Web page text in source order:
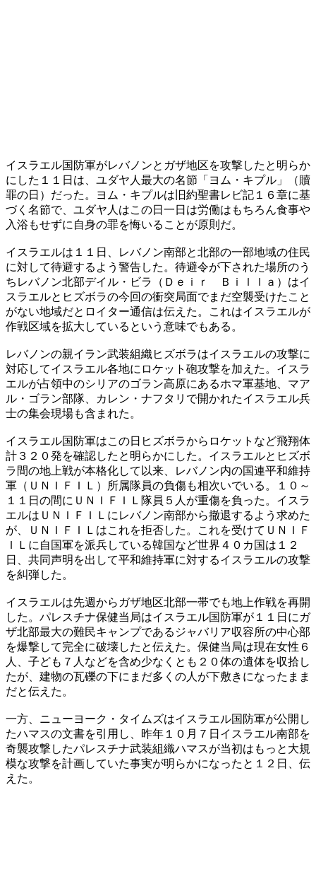
イスラエル国防軍がレバノンとガザ地区を攻撃したと明らか
にした１１日は、ユダヤ人最大の名節「ヨム・キプル」（贖
罪の日）だった。ヨム・キプルは旧約聖書レビ記１６章に基
づく名節で、ユダヤ人はこの日一日は労働はもちろん食事や
入浴もせずに自身の罪を悔いることが原則だ。
イスラエルは１１日、レバノン南部と北部の一部地域の住民
に対して待避するよう警告した。待避令が下された場所のう
ちレバノン北部デイル・ビラ（Ｄｅｉｒ Ｂｉｌｌａ）はイ
スラエルとヒズボラの今回の衝突局面でまだ空襲受けたこと
がない地域だとロイター通信は伝えた。これはイスラエルが
作戦区域を拡大しているという意味でもある。
レバノンの親イラン武装組織ヒズボラはイスラエルの攻撃に
対応してイスラエル各地にロケット砲攻撃を加えた。イスラ
エルが占領中のシリアのゴラン高原にあるホマ軍基地、マア
ル・ゴラン部隊、カレン・ナフタリで開かれたイスラエル兵
士の集会現場も含まれた。
イスラエル国防軍はこの日ヒズボラからロケットなど飛翔体
計３２０発を確認したと明らかにした。イスラエルとヒズボ
ラ間の地上戦が本格化して以来、レバノン内の国連平和維持
軍（ＵＮＩＦＩＬ）所属隊員の負傷も相次いでいる。１０～
１１日の間にＵＮＩＦＩＬ隊員５人が重傷を負った。イスラ
エルはＵＮＩＦＩＬにレバノン南部から撤退するよう求めた
が、ＵＮＩＦＩＬはこれを拒否した。これを受けてＵＮＩＦ
ＩＬに自国軍を派兵している韓国など世界４０カ国は１２
日、共同声明を出して平和維持軍に対するイスラエルの攻撃
を糾弾した。
イスラエルは先週からガザ地区北部一帯でも地上作戦を再開
した。パレスチナ保健当局はイスラエル国防軍が１１日にガ
ザ北部最大の難民キャンプであるジャバリア収容所の中心部
を爆撃して完全に破壊したと伝えた。保健当局は現在女性６
人、子ども７人などを含め少なくとも２０体の遺体を収拾し
たが、建物の瓦礫の下にまだ多くの人が下敷きになったまま
だと伝えた。
一方、ニューヨーク・タイムズはイスラエル国防軍が公開し
たハマスの文書を引用し、昨年１０月７日イスラエル南部を
奇襲攻撃したパレスチナ武装組織ハマスが当初はもっと大規
模な攻撃を計画していた事実が明らかになったと１２日、伝
えた。